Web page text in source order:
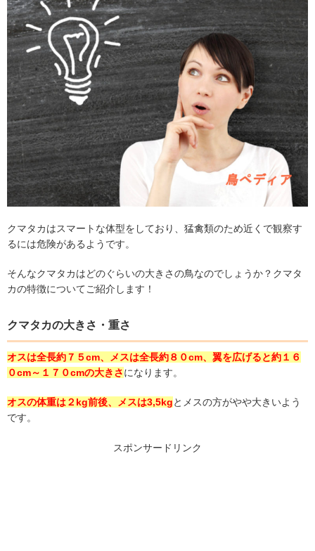
クマタカはスマートな体型をしており、猛禽類のため近くで観察す
るには危険があるようです。
そんなクマタカはどのぐらいの大きさの鳥なのでしょうか？クマタ
カの特徴についてご紹介します！
クマタカの大きさ ・重さ
オスは全長約７５cm、メスは全長約８０cm、翼を広げると約１６
０cm～１７０cmの大きさになります。
オスの体重は２ kg前後、メスは3,5kgとメスの方がやや大きいよう
です。
スポンサードリンク